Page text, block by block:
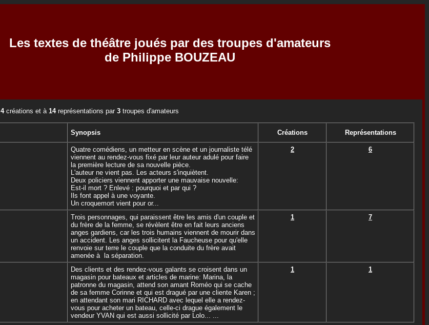
Les textes de théâtre joués par des troupes d'amateurs
de Philippe BOUZEAU
4créations et à 14représentations par 3 troupes d'amateurs
Synopsis Créations Représentations
Quatre comédiens, un metteur en scène et un journaliste télé
viennent au rendez-vous fixé par leur auteur adulé pour faire
la première lecture de sa nouvelle pièce.
L'auteur ne vient pas. Les acteurs s'inquiètent.
Deux policiers viennent apporter une mauvaise nouvelle:
Est-il mort ? Enlevé : pourquoi et par qui ?
Ils font appel à une voyante.
Un croquemort vient pour or...
2 6
Trois personnages, qui paraissent être les amis d'un couple et
du frère de la femme, se révèlent être en fait leurs anciens
anges gardiens, car les trois humains viennent de mourir dans
un accident. Les anges sollicitent la Faucheuse pour qu'elle
renvoie sur terre le couple que la conduite du frère avait
amenée à la séparation.
1 7
Des clients et des rendez-vous galants se croisent dans un
magasin pour bateaux et articles de marine: Marina, la
patronne du magasin, attend son amant Roméo qui se cache
de sa femme Corinne et qui est dragué par une cliente Karen ;
en attendant son mari RICHARD avec lequel elle a rendez-
vous pour acheter un bateau, celle-ci drague également le
vendeur YVAN qui est aussi sollicité par Lolo... ...
1 1